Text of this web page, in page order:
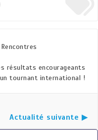
résultats encourageants
tournant international !
Actualité suivante ▶